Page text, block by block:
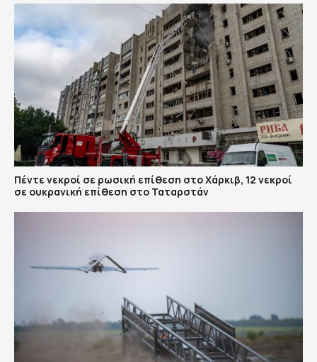
Πέντε νεκροί σε ρωσική επίθεση στο Χάρκιβ, 12 νεκροί
σε ουκρανική επίθεση στο Ταταρστάν